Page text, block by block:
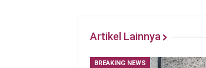
Artikel Lainnya
BREAKING NEWS